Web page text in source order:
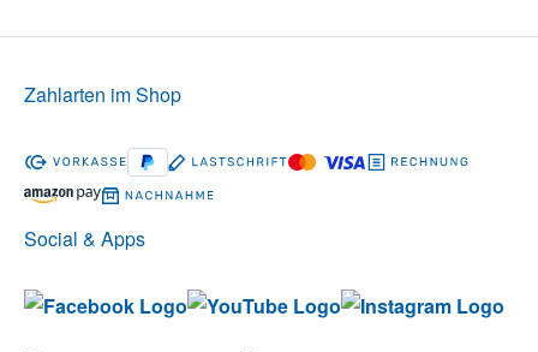
Social & Apps
Zahlarten im Shop